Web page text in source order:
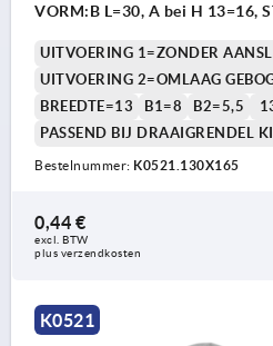
VORM:B L=30, A bei H 13=16,
UITVOERING 1=ZONDER
UITVOERING 2=OMLAAG
BREEDTE=13
B1=8 B2=5,5
PASSEND BIJ DRAAIGRENDEL
Bestelnummer: K0521.130X165
0,44 €
excl. BTW
plus verzendkosten
K0521